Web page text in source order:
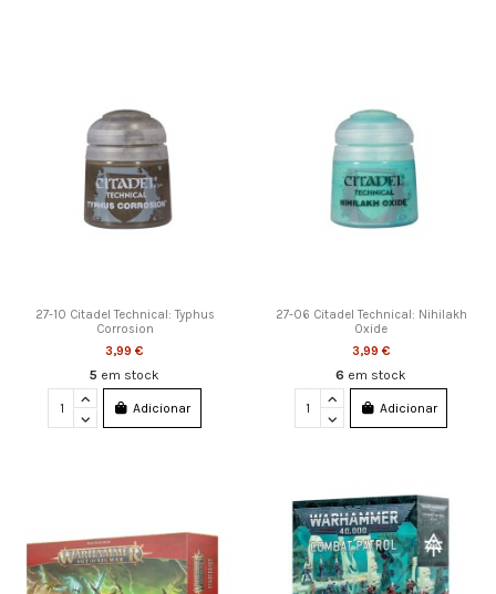
27-10 Citadel Technical: Typhus
Corrosion
3,99 €
5 em stock
Adicionar
27-06 Citadel Technical: Nihilakh
Oxide
3,99 €
6 em stock
Adicionar